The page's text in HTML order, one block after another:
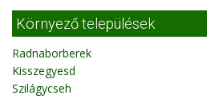
Környező települések
Radnaborberek
Kisszegyesd
Szilágycseh